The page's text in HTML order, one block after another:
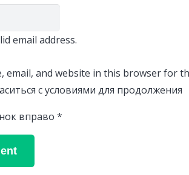
email address.
email, and website in this browser for
с условиями для продолжения
вправо *